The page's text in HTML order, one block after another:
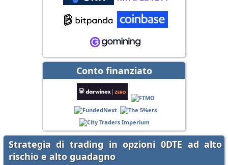
Conto finanziato
Strategia di trading in opzioni 0DTE ad alto
rischio e alto guadagno